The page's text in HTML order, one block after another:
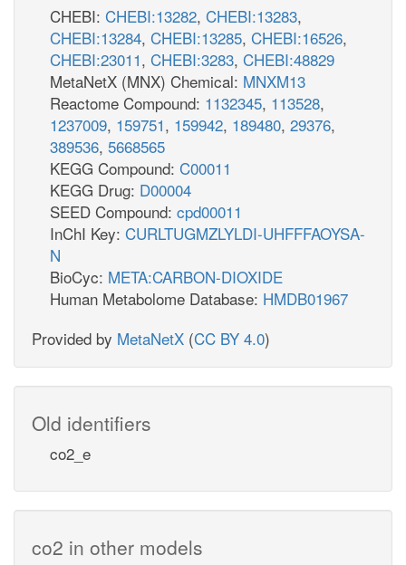
CHEBI: CHEBI:13282, CHEBI:13283,
CHEBI:13284, CHEBI:13285, CHEBI:16526,
CHEBI:23011, CHEBI:3283, CHEBI:48829
MetaNetX (MNX) Chemical: MNXM13
Reactome Compound: 1132345, 113528,
1237009, 159751, 159942, 189480, 29376,
389536, 5668565
KEGG Compound: C00011
KEGG Drug: D00004
SEED Compound: cpd00011
InChI Key: CURLTUGMZLYLDI-UHFFFAOYSA-
N
BioCyc: META:CARBON-DIOXIDE
Human Metabolome Database: HMDB01967
Provided by MetaNetX (CC BY 4.0)
Old identifiers
co2_e
co2 in other models